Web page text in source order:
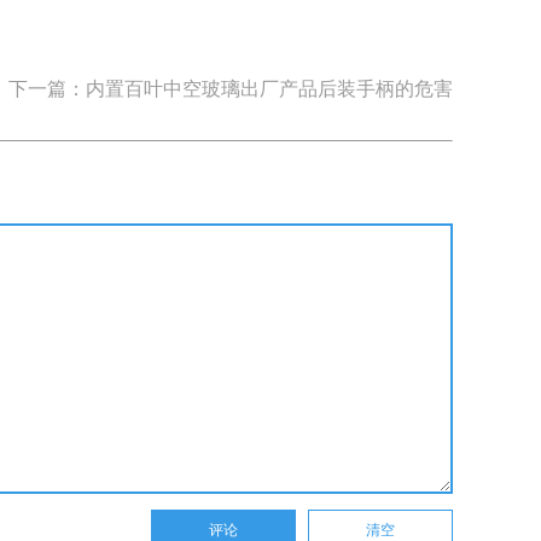
下一篇：内置百叶中空玻璃出厂产品后装手柄的危害